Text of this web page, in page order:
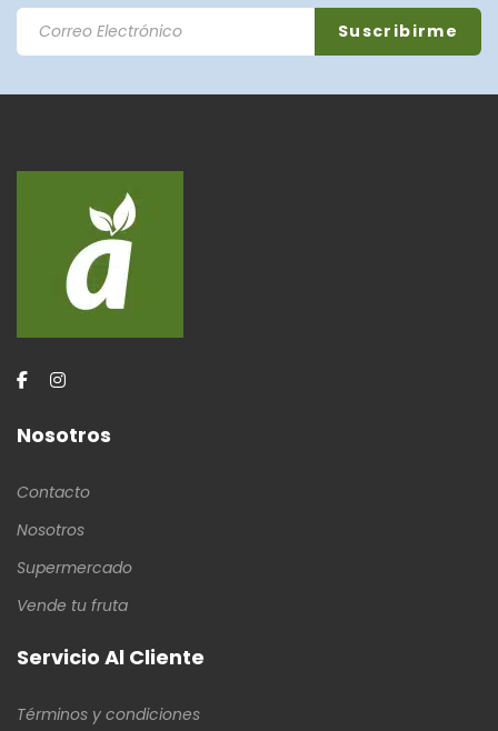
Nosotros
Contacto
Nosotros
Supermercado
Vende tu fruta
Servicio Al Cliente
Términos y condiciones